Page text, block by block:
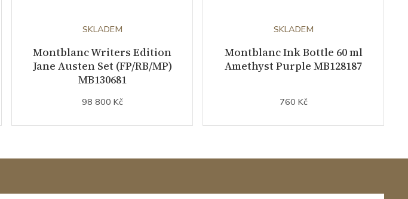
SKLADEM
Montblanc Writers Edition
Jane Austen Set (FP/RB/MP)
MB130681
98 800 Kč
SKLADEM
Montblanc Ink Bottle 60 ml
Amethyst Purple MB128187
760 Kč